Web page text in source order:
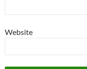
Website